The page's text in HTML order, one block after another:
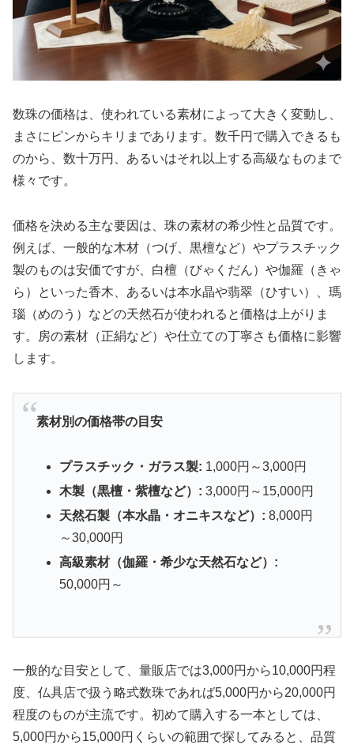
数珠の価格は、使われている素材によって大きく変動し、
まさにピンからキリまであります。数千円で購入できるも
のから、数十万円、あるいはそれ以上する高級なものまで
様々です。
価格を決める主な要因は、珠の素材の希少性と品質です。
例えば、一般的な木材（つげ、黒檀など）やプラスチック
製のものは安価ですが、白檀（びゃくだん）や伽羅（きゃ
ら）といった香木、あるいは本水晶や翡翠（ひすい）、瑪
瑙（めのう）などの天然石が使われると価格は上がりま
す。房の素材（正絹など）や仕立ての丁寧さも価格に影響
します。
素材別の価格帯の目安
プラスチック・ガラス製: 1,000円～3,000円
木製（黒檀・紫檀など）: 3,000円～15,000円
天然石製（本水晶・オニキスなど）: 8,000円
～30,000円
高級素材（伽羅・希少な天然石など）:
50,000円～
一般的な目安として、量販店では3,000円から10,000円程
度、仏具店で扱う略式数珠であれば5,000円から20,000円
程度のものが主流です。初めて購入する一本としては、
5,000円から15,000円くらいの範囲で探してみると、品質